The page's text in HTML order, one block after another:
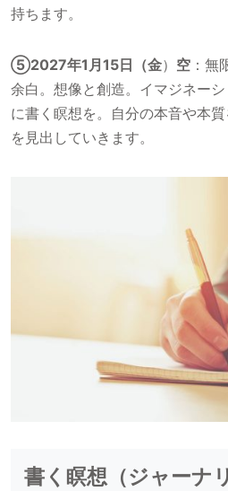
持ちます。
⑤2027年1月15日（金） 空 ：無
余白。想像と創造。イマジネー
に書く瞑想を。自分の本音や本
を見出していきます。
書く瞑想（ジャーナ